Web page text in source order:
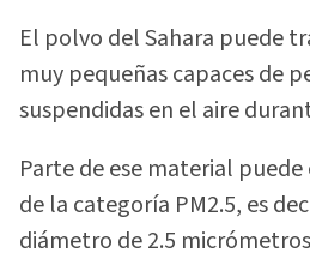
El polvo del Sahara puede
muy pequeñas capaces de
suspendidas en el aire
Parte de ese material
de la categoría PM2.5, es
diámetro de 2.5